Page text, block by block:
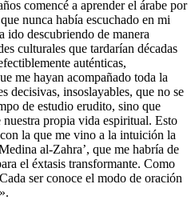
comencé a aprender el árabe por
nunca había escuchado en mi
ido descubriendo de manera
culturales que tardarían décadas
auténticas,
me hayan acompañado toda la
decisivas, insoslayables, que no se
de estudio erudito, sino que
propia vida espiritual. Esto
la que me vino a la intuición la
al-Zahra’, que me habría de
el éxtasis transformante. Como
ser conoce el modo de oración